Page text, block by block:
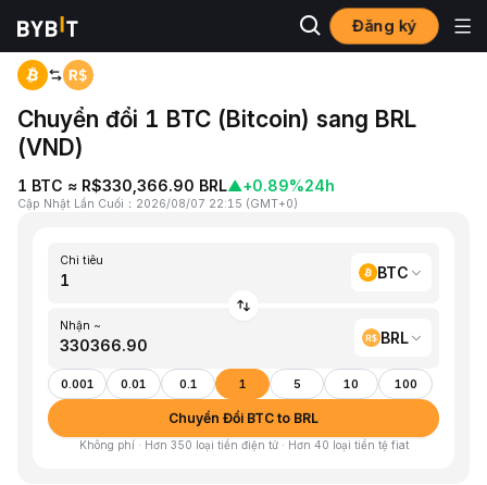
Đăng ký
Trang chủ
Chuyển đổi 1 BTC (Bitcoin) sang BRL
(VND)
1 BTC ≈ R$330,366.90 BRL▲+0.89%24h
Cập Nhật Lần Cuối ： 2026/08/07 22:15 (GMT+0)
Chi tiêu
BTC
Nhận ~
BRL
0.001 0.01 0.1 1 5 10 100
Chuyển Đổi BTC to BRL
Không phí · Hơn 350 loại tiền điện tử · Hơn 40 loại tiền tệ fiat